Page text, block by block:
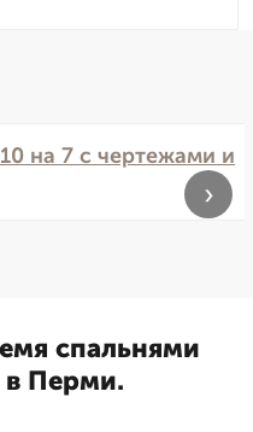
на 7 с чертежами и
›
спальнями
Перми.